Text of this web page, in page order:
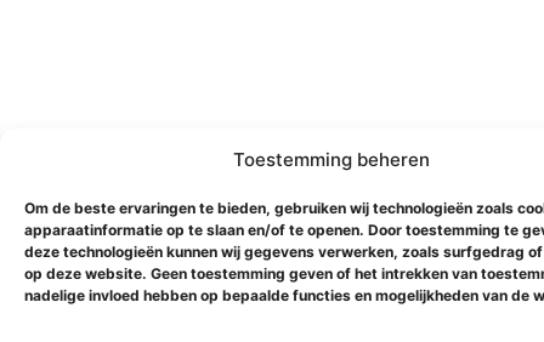
Toestemming beheren
Om de beste ervaringen te bieden, gebruiken wij technologieën zoals
apparaatinformatie op te slaan en/of te openen. Door toestemming te
deze technologieën kunnen wij gegevens verwerken, zoals surfgedrag of
op deze website. Geen toestemming geven of het intrekken van
nadelige invloed hebben op bepaalde functies en mogelijkheden van de